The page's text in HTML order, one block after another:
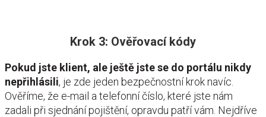
Krok 3: Ověřovací kódy
Pokud jste klient, ale ještě jste se do portálu nikdy
nepřihlásili, je zde jeden bezpečnostní krok navíc.
Ověříme, že e-mail a telefonní číslo, které jste nám
zadali při sjednání pojištění, opravdu patří vám. Nejdříve